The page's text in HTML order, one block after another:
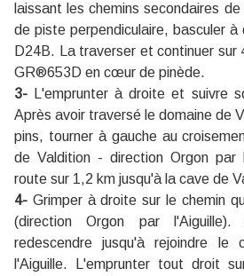
laissant les chemins secondaires
de piste perpendiculaire, basculer à
D24B. La traverser et continuer sur
GR®653D en cœur de pinède.
3- L'emprunter à droite et suivre
Après avoir traversé le domaine de
pins, tourner à gauche au
de Valdition - direction Orgon par
route sur 1,2 km jusqu'à la cave de
4- Grimper à droite sur le chemin
(direction Orgon par l'Aiguille).
redescendre jusqu'à rejoindre le
l'Aiguille. L'emprunter tout droit